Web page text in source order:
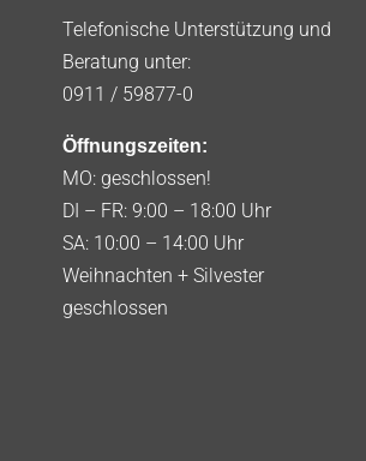
Telefonische Unterstützung und
Beratung unter:
0911 / 59877-0
Öffnungszeiten:
MO: geschlossen!
DI – FR: 9:00 – 18:00 Uhr
SA: 10:00 – 14:00 Uhr
Weihnachten + Silvester
geschlossen